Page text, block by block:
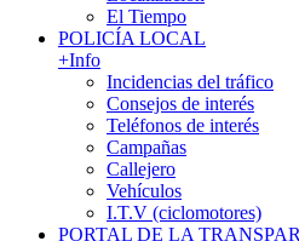
El Tiempo
POLICÍA LOCAL
+Info
Incidencias del tráfico
Consejos de interés
Teléfonos de interés
Campañas
Callejero
Vehículos
I.T.V (ciclomotores)
PORTAL DE LA